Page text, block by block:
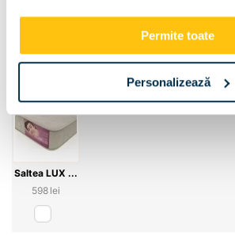
Permite toate
Personalizează
Saltea LUX ...
‍598‍ lei